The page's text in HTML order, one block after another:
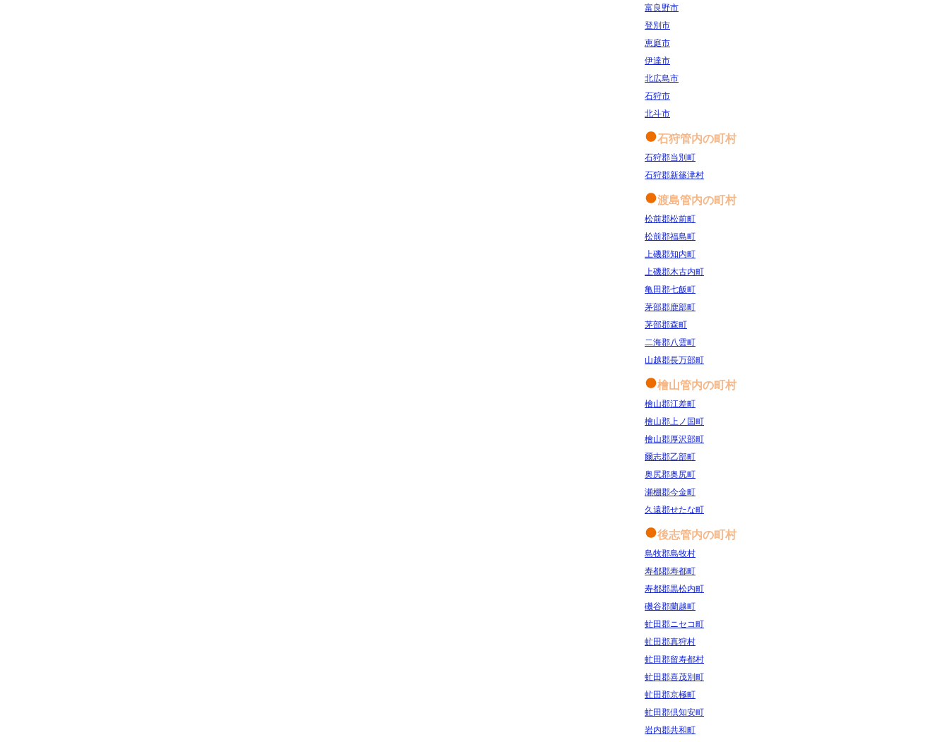
富良野市
登別市
恵庭市
伊達市
北広島市
石狩市
北斗市
石狩管内の町村
石狩郡当別町
石狩郡新篠津村
渡島管内の町村
松前郡松前町
松前郡福島町
上磯郡知内町
上磯郡木古内町
亀田郡七飯町
茅部郡鹿部町
茅部郡森町
二海郡八雲町
山越郡長万部町
檜山管内の町村
檜山郡江差町
檜山郡上ノ国町
檜山郡厚沢部町
爾志郡乙部町
奥尻郡奥尻町
瀬棚郡今金町
久遠郡せたな町
後志管内の町村
島牧郡島牧村
寿都郡寿都町
寿都郡黒松内町
磯谷郡蘭越町
虻田郡ニセコ町
虻田郡真狩村
虻田郡留寿都村
虻田郡喜茂別町
虻田郡京極町
虻田郡倶知安町
岩内郡共和町